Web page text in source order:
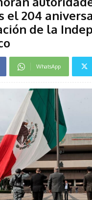
el 204
de la
WhatsApp